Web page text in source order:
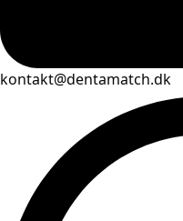
kontakt@dentamatch.dk